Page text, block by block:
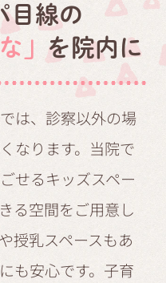
目線の
」 を院内に
は、診察以外の場
なります。当院で
せるキッズスペー
る空間をご用意し
授乳スペースもあ
も安心です。子育